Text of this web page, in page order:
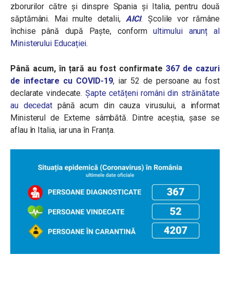
zborurilor către și dinspre Spania și Italia, pentru două
săptămâni. Mai multe detalii, AICI. Școlile vor rămâne
închise până după Paște, conformultimului anunț al
Ministerului Educației.
Până acum, în țară au fost confirmate 367 de cazuri
de infectare cu COVID-19, iar 52 de persoane au fost
declarate vindecate. Șapte cetățeni români din străinătate
au decedat până acum din cauza virusului, a informat
Ministerul de Externe sâmbătă. Dintre aceștia, șase se
aflau în Italia, iar una în Franța.